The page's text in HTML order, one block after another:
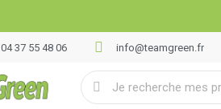
04 37 55 48 06 info@teamgreen.fr